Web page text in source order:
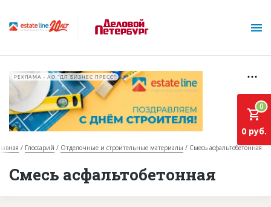
О проекте
РЕКЛАМА • АО "ДП БИЗНЕС ПРЕСС"
Глоссарий Отделочные и строительные материалы Смесь асфальтобетонная
Смесь асфальтобетонная
0
0 руб.